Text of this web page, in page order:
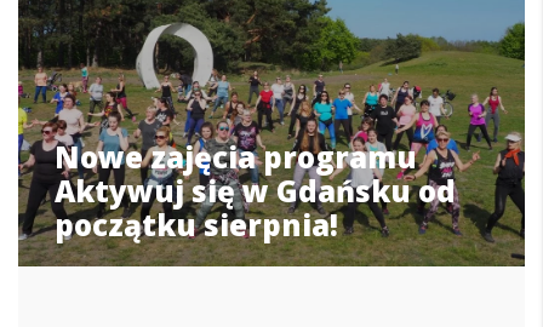
Nowe zajęcia programu
Aktywuj się w Gdańsku od
początku sierpnia!